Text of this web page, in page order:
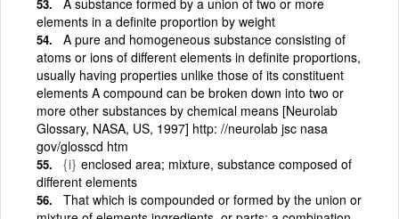
elements in a definite proportion by weight
A pure and homogeneous substance consisting of
atoms or ions of different elements in definite proportions,
usually having properties unlike those of its constituent
elements A compound can be broken down into two or
more other substances by chemical means [Neurolab
Glossary, NASA, US, 1997] http: //neurolab jsc nasa
gov/glosscd htm
{i} enclosed area; mixture, substance composed of
different elements
That which is compounded or formed by the union or